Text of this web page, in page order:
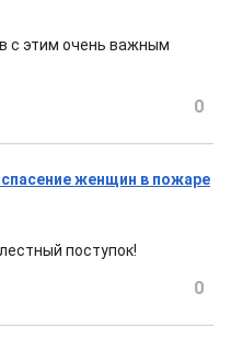
с этим очень важным
0
женщин в пожаре
поступок!
0